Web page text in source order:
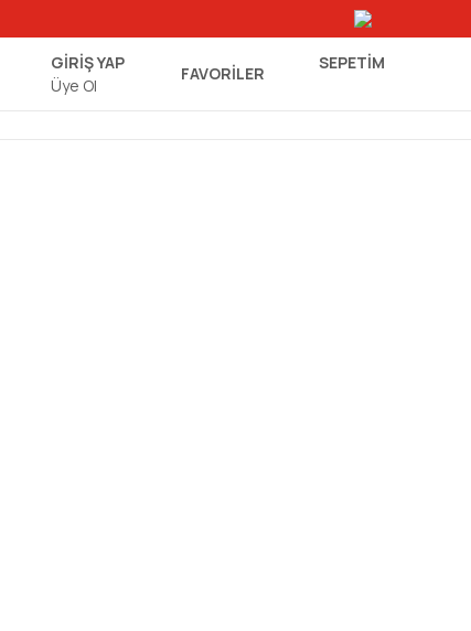
GİRİŞ YAP
Üye Ol
FAVORİLER SEPETIM